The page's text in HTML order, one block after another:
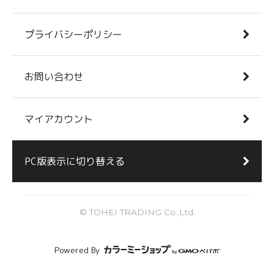
プライバシーポリシー
お問い合わせ
マイアカウント
PC版表示に切り替える
© TOHEI TRADING Co.,Ltd.
Powered By